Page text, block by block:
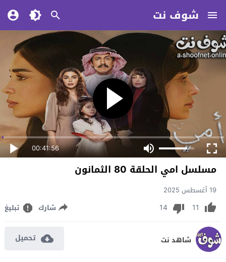
شوف نت
00:41:56
مسلسل امي الحلقة 80 الثمانون
19 أغسطس 2025
11
14 شارك تبليغ
شاهد نت تحميل